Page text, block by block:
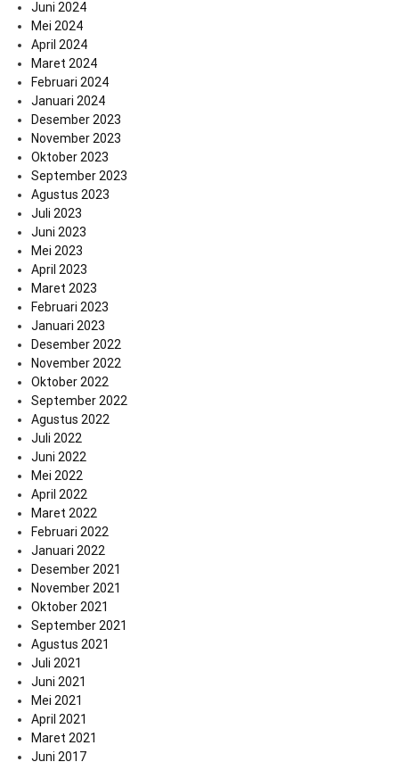
Juni 2024
Mei 2024
April 2024
Maret 2024
Februari 2024
Januari 2024
Desember 2023
November 2023
Oktober 2023
September 2023
Agustus 2023
Juli 2023
Juni 2023
Mei 2023
April 2023
Maret 2023
Februari 2023
Januari 2023
Desember 2022
November 2022
Oktober 2022
September 2022
Agustus 2022
Juli 2022
Juni 2022
Mei 2022
April 2022
Maret 2022
Februari 2022
Januari 2022
Desember 2021
November 2021
Oktober 2021
September 2021
Agustus 2021
Juli 2021
Juni 2021
Mei 2021
April 2021
Maret 2021
Juni 2017